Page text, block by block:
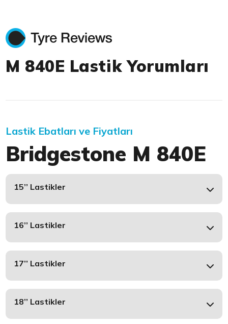
M 840E Lastik Yorumları
Lastik Ebatları ve Fiyatları
Bridgestone M 840E
15’’ Lastikler
16’’ Lastikler
17’’ Lastikler
18’’ Lastikler